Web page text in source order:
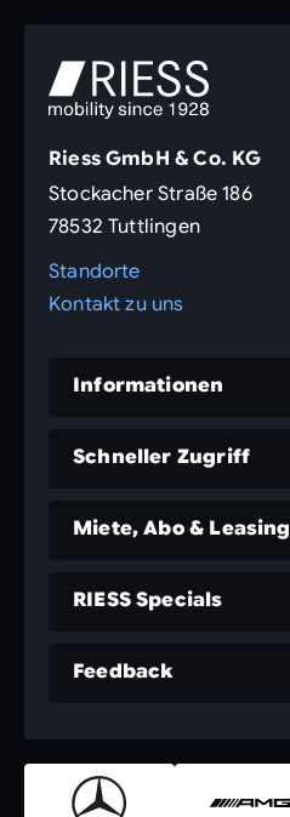
Riess GmbH & Co. KG
Stockacher Straße 186
78532 Tuttlingen
Standorte
Kontakt zu uns
Informationen
Schneller Zugriff
Miete, Abo & Leasing
RIESS Specials
Feedback